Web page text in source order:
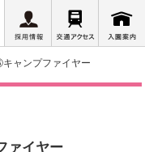
ャンプファイヤー
ァイヤー